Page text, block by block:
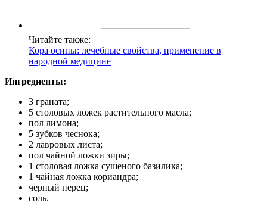
Читайте также:
Кора осины: лечебные свойства, применение в
народной медицине
Ингредиенты:
3 граната;
5 столовых ложек растительного масла;
пол лимона;
5 зубков чеснока;
2 лавровых листа;
пол чайной ложки зиры;
1 столовая ложка сушеного базилика;
1 чайная ложка кориандра;
черный перец;
соль.